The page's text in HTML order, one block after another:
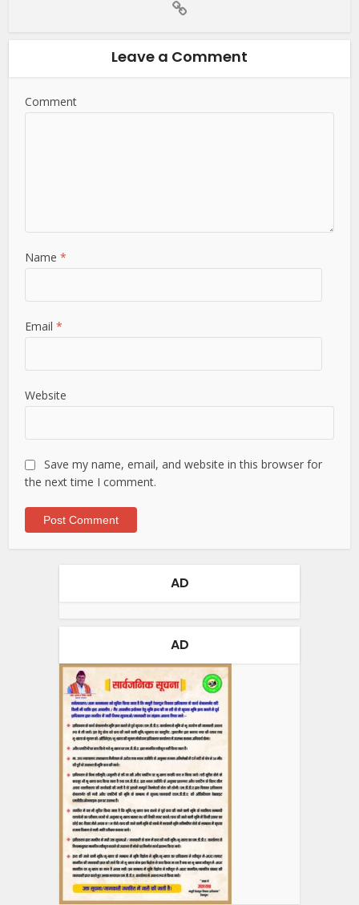
Leave a Comment
Comment
Name*
Email*
Website
Save my name, email, and website in this browser for
the next time I comment.
AD
AD